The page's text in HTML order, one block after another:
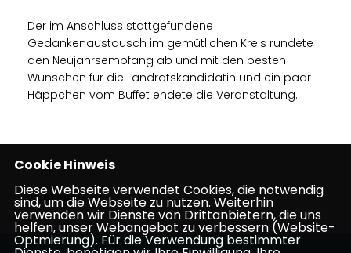
Der im Anschluss stattgefundene
Gedankenaustausch im gemütlichen Kreis rundete
den Neujahrsempfang ab und mit den besten
Wünschen für die Landratskandidatin und ein paar
Häppchen vom Buffet endete die Veranstaltung.
22.01.2023
Cookie Hinweis
Diese Webseite verwendet Cookies, die notwendig
sind, um die Webseite zu nutzen. Weiterhin
verwenden wir Dienste von Drittanbietern, die uns
helfen, unser Webangebot zu verbessern (Website-
Optmierung). Für die Verwendung bestimmter